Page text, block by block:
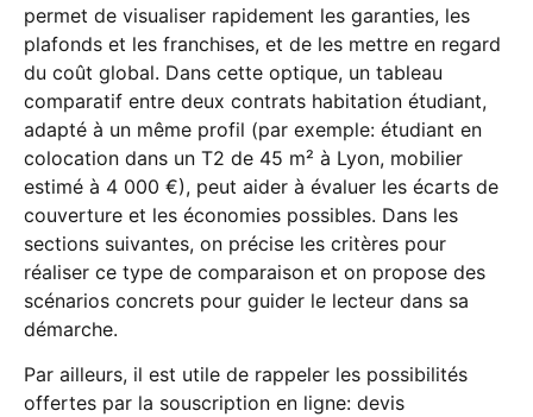
permet de visualiser rapidement les garanties, les
plafonds et les franchises, et de les mettre en regard
du coût global. Dans cette optique, un tableau
comparatif entre deux contrats habitation étudiant,
adapté à un même profil (par exemple: étudiant en
colocation dans un T2 de 45 m² à Lyon, mobilier
estimé à 4 000 €), peut aider à évaluer les écarts de
couverture et les économies possibles. Dans les
sections suivantes, on précise les critères pour
réaliser ce type de comparaison et on propose des
scénarios concrets pour guider le lecteur dans sa
démarche.
Par ailleurs, il est utile de rappeler les possibilités
offertes par la souscription en ligne: devis